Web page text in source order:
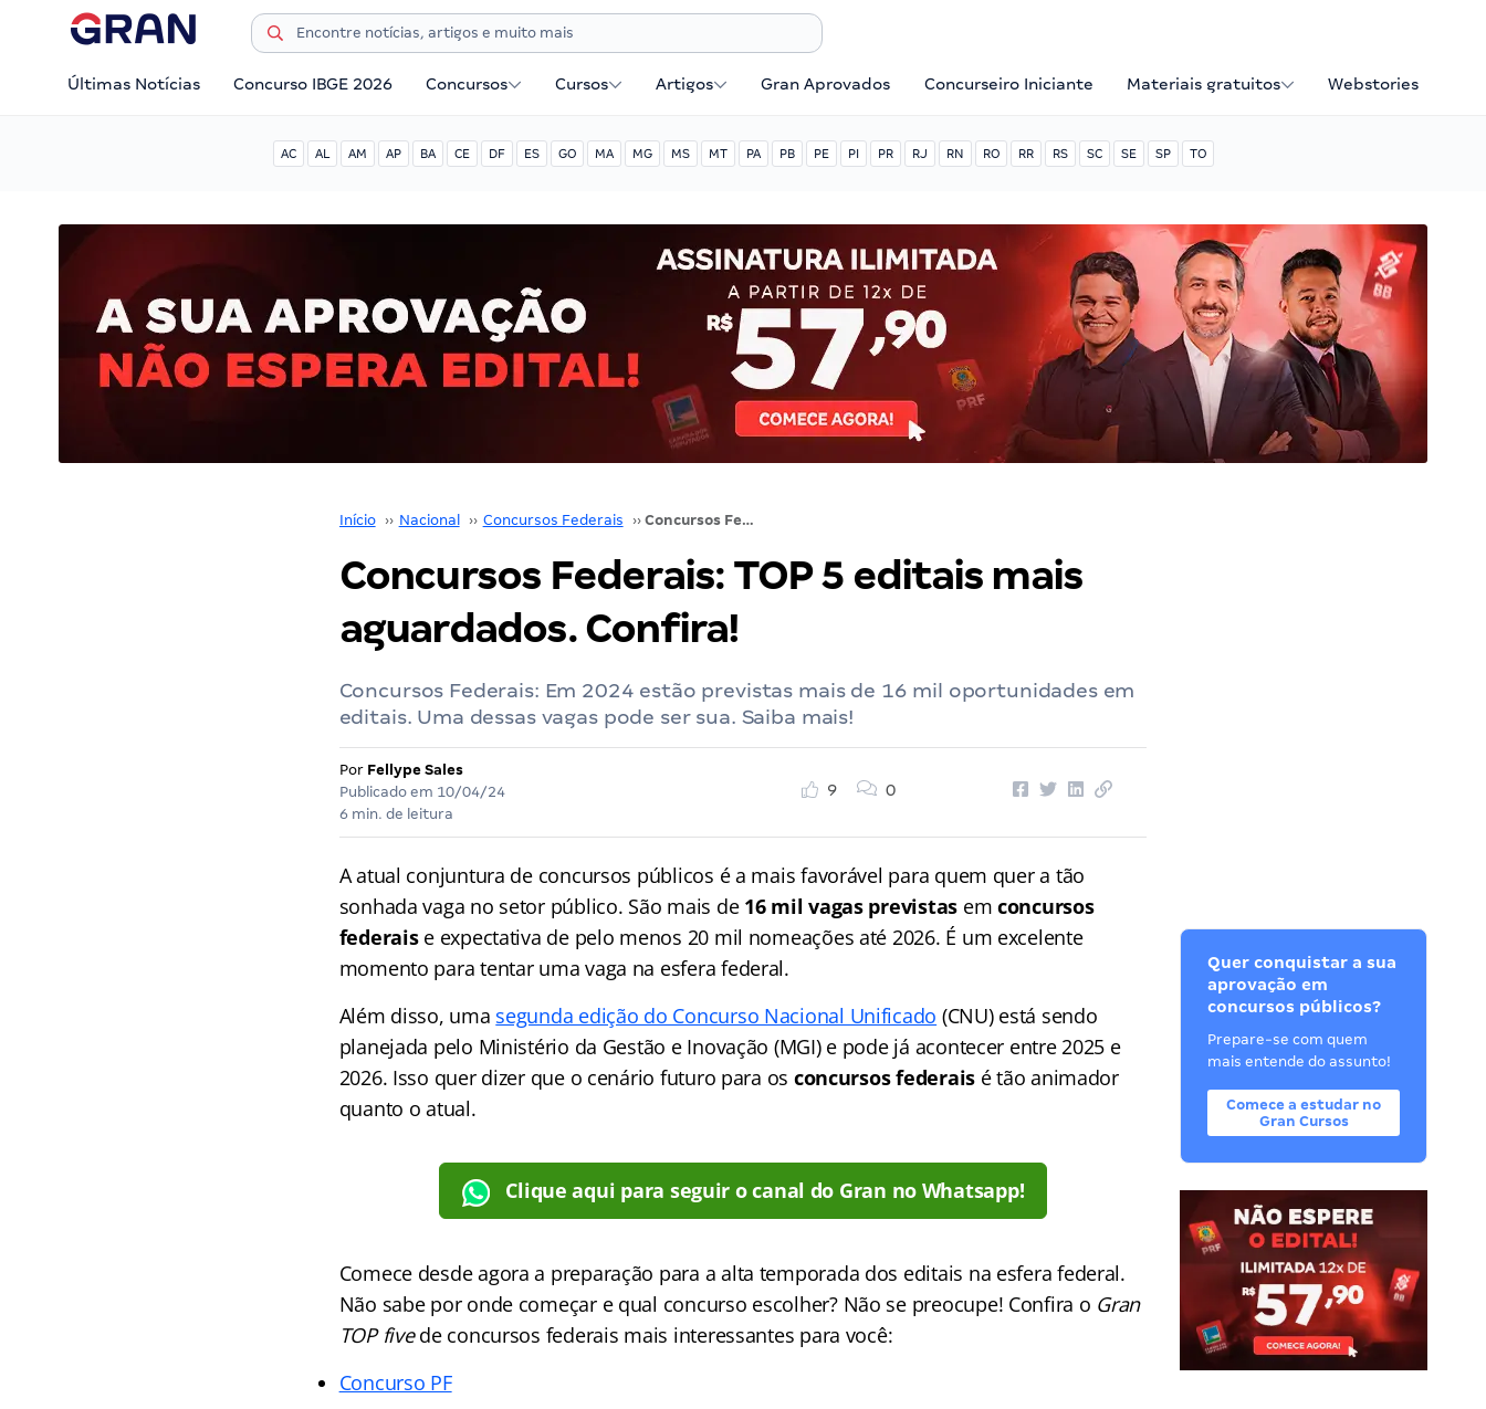
Últimas Notícias Concurso IBGE 2026 Concursos Cursos Artigos Gran Aprovados Concurseiro Iniciante Materiais gratuitos Webstories
AC AL AM AP BA CE DF ES GO MA MG MS MT PA PB PE PI PR RJ RN RO RR RS SC SE SP TO
Início ›› Nacional ›› Concursos Federais ›› Concursos Federais: TOP 5 editais mais aguardados. Confira!
Concursos Federais: TOP 5 editais mais
aguardados. Confira!
Concursos Federais: Em 2024 estão previstas mais de 16 mil oportunidades em
editais. Uma dessas vagas pode ser sua. Saiba mais!
Por Fellype Sales
Publicado em 10/04/24
6 min. de leitura
9 0
A atual conjuntura de concursos públicos é a mais favorável para quem quer a tão
sonhada vaga no setor público. São mais de 16 mil vagas previstas em concursos
federaise expectativa de pelo menos 20 mil nomeações até 2026. É um excelente
momento para tentar uma vaga na esfera federal.
Além disso, uma segunda edição do Concurso Nacional Unificado (CNU) está sendo
planejada pelo Ministério da Gestão e Inovação (MGI) e pode já acontecer entre 2025 e
2026. Isso quer dizer que o cenário futuro para os concursos federaisé tão animador
quanto o atual.
Clique aqui para seguir o canal do Gran no Whatsapp!
Comece desde agora a preparação para a alta temporada dos editais na esfera federal.
Não sabe por onde começar e qual concurso escolher? Não se preocupe! Confira o Gran
TOP fivede concursos federais mais interessantes para você:
Concurso PF
Quer conquistar a sua
aprovação em
concursos públicos?
Prepare-se com quem
mais entende do assunto!
Comece a estudar no
Gran Cursos